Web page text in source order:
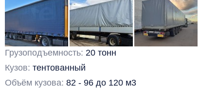
Грузоподъемность: 20 тонн
Кузов: тентованный
Объём кузова: 82 - 96 до 120 м3